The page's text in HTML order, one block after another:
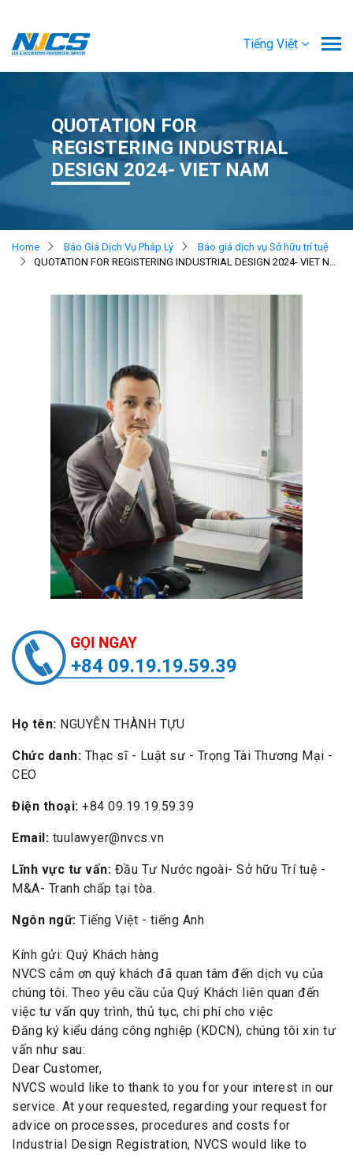
Tiếng Việt
QUOTATION FOR
REGISTERING INDUSTRIAL
DESIGN 2024- VIET NAM
Home Báo Giá Dịch Vụ Pháp Lý
Báo giá dịch vụ Sở hữu trí tuệ
QUOTATION FOR REGISTERING INDUSTRIAL DESIGN 2024- VIET NAM
+84 09.19.19.59.39
Họ tên: NGUYỄN THÀNH TỰU
Chức danh: Thạc sĩ - Luật sư - Trọng Tài Thương Mại -
CEO
Điện thoại: +84 09.19.19.59.39
Email: tuulawyer@nvcs.vn
Lĩnh vực tư vấn: Đầu Tư Nước ngoài- Sở hữu Trí tuệ -
M&A- Tranh chấp tại tòa.
Ngôn ngữ: Tiếng Việt - tiếng Anh
Kính gửi: Quý Khách hàng
NVCS cảm ơn quý khách đã quan tâm đến dịch vụ của
chúng tôi. Theo yêu cầu của Quý Khách liên quan đến
việc tư vấn quy trình, thủ tục, chi phí cho việc
Đăng ký kiểu dáng công nghiệp (KDCN), chúng tôi xin tư
vấn như sau:
Dear Customer,
NVCS would like to thank to you for your interest in our
service. At your requested, regarding your request for
advice on processes, procedures and costs for
Industrial Design Registration, NVCS would like to